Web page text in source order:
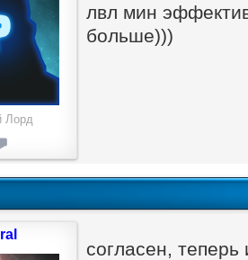
лвл мин
больше)))
Лорд
согласен, теперь